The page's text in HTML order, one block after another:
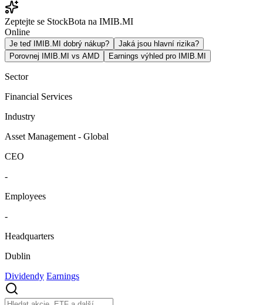
Zeptejte se StockBota na IMIB.MI
Online
Je teď IMIB.MI dobrý nákup?
Jaká jsou hlavní rizika?
Porovnej IMIB.MI vs AMD
Earnings výhled pro IMIB.MI
Sector
Financial Services
Industry
Asset Management - Global
CEO
-
Employees
-
Headquarters
Dublin
Dividendy Earnings